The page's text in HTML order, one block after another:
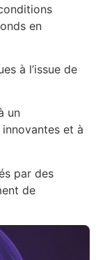
en
à l’issue de
un
et à
par des
de